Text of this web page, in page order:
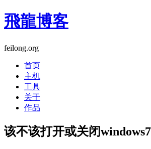
飛龍博客
feilong.org
首页
主机
工具
关于
作品
该不该打开或关闭